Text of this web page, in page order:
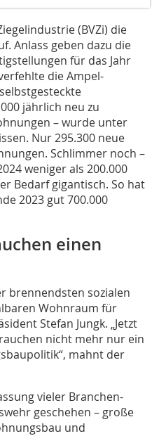
(BVZi) die
Anlass geben dazu die
für das Jahr
die Ampel-
jährlich neu zu
– wurde unter
Nur 295.300 neue
Schlimmer noch –
weniger als 200.000
Bedarf gigantisch. So hat
2023 gut 700.000
einen
brennendsten sozialen
Wohnraum für
Stefan Jungk. „Jetzt
nicht mehr nur ein
mahnt der
vieler Branchen-
geschehen – große
und